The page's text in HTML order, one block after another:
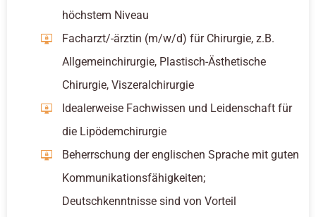
höchstem Niveau
Facharzt/-ärztin (m/w/d) für Chirurgie, z.B.
Allgemeinchirurgie, Plastisch-Ästhetische
Chirurgie, Viszeralchirurgie
Idealerweise Fachwissen und Leidenschaft für
die Lipödemchirurgie
Beherrschung der englischen Sprache mit guten
Kommunikationsfähigkeiten;
Deutschkenntnisse sind von Vorteil